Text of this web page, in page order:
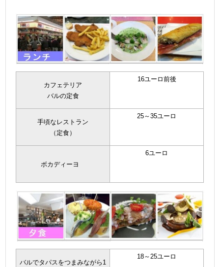
カフェテリア
バルの定食
16ユーロ前後
手頃なレストラン
（定食）
25～35ユーロ
ボカディーヨ
6ユーロ
バルでタパスをつまみながら1
18～25ユーロ